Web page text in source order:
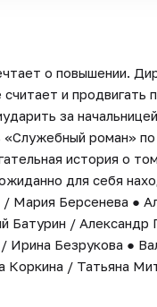
о повышении.
и продвигать
за
«Служебный роман» по
история о
для себя
/ Мария Берсенева ●
Батурин / Александр
Ирина Безрукова ●
Коркина / Татьяна